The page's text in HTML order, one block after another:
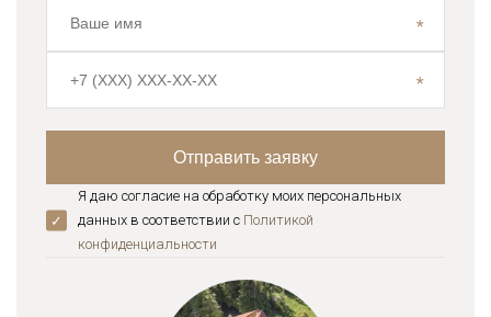
Я даю согласие на обработку моих персональных
данных в соответствии с Политикой
конфиденциальноcти